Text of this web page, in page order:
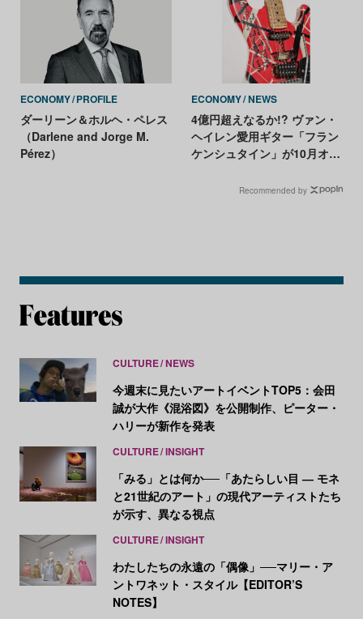
ECONOMY PROFILE
ダーリーン＆ホルヘ・ペレス
（Darlene and Jorge M.
Pérez）
ECONOMY NEWS
4億円超えなるか!? ヴァン・
ヘイレン愛用ギター「フラン
ケンシュタイン」が10月オー
Recommended by
CULTURE NEWS
今週末に見たいアートイベントTOP5：会田
誠が大作《混浴図》を公開制作、ピーター・
ハリーが新作を発表
CULTURE INSIGHT
「みる」とは何か──「あたらしい目 ― モネ
と21世紀のアート」の現代アーティストたち
が示す、異なる視点
CULTURE INSIGHT
わたしたちの永遠の「偶像」──マリー・ア
ントワネット・スタイル【EDITOR’S
NOTES】